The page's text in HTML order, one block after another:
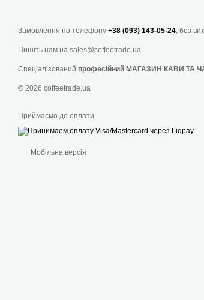
Замовлення по телефону +38 (093) 143-05-24, без
Пишіть нам на sales@coffeetrade.ua
Спеціалізований професійний МАГАЗИН КАВИ ТА
© 2026 coffeetrade.ua
Приймаємо до оплати
Мобільна версія